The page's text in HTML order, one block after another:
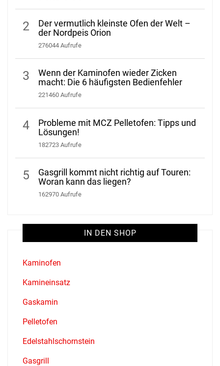
2
Der vermutlich kleinste Ofen der Welt –
der Nordpeis Orion
276044 Aufrufe
3
Wenn der Kaminofen wieder Zicken
macht: Die 6 häufigsten Bedienfehler
221460 Aufrufe
4
Probleme mit MCZ Pelletofen: Tipps und
Lösungen!
182723 Aufrufe
5
Gasgrill kommt nicht richtig auf Touren:
Woran kann das liegen?
162970 Aufrufe
IN DEN SHOP
Kaminofen
Kamineinsatz
Gaskamin
Pelletofen
Edelstahlschornstein
Gasgrill